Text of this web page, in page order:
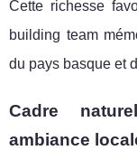
Cette richesse
building team
du pays basque et
Cadre
ambiance